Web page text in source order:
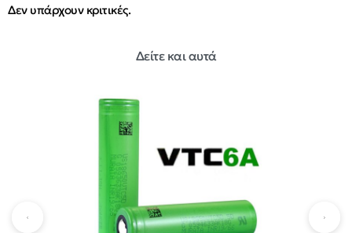
Δεν υπάρχουν κριτικές.
Δείτε και αυτά